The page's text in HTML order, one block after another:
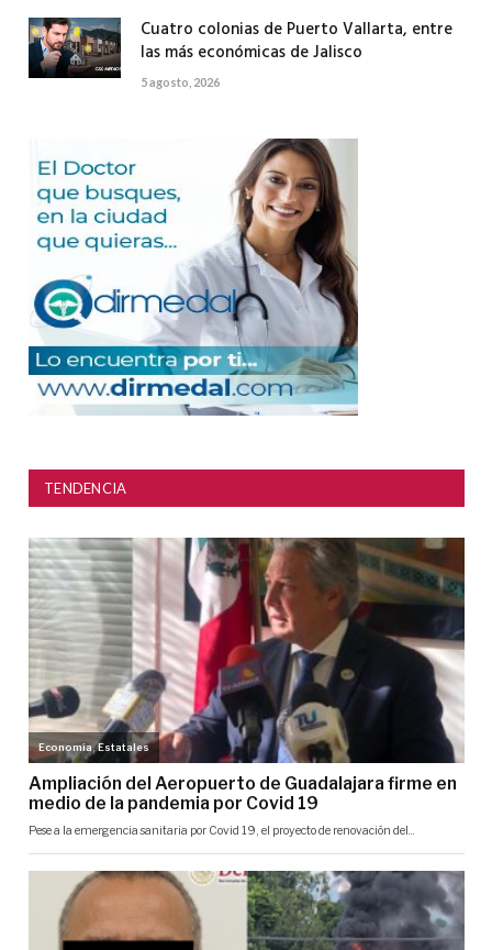
Cuatro colonias de Puerto Vallarta, entre
las más económicas de Jalisco
5 agosto, 2026
TENDENCIA